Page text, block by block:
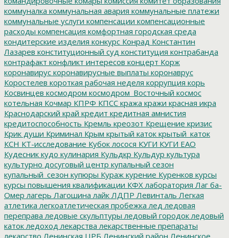
коммуналка коммунальная авария коммунальные платежи
коммунальные услуги компенсации компенсационные
расходы компенсация комфортная городская среда
кондитерские изделия конкурс Конрад Константин
Лазарев конституционный суд конституция контрабанда
контрафакт конфликт интересов концерт Корж
коронавирус коронавирусные выплаты коронаврус
Коростелев короткая рабочая неделя коррупция корь
Косвинцев космодром космодром_Восточный космос
котельная Кочмар КПРФ КПСС кража кражи красная икра
Краснодарский край кредит кредитная амнистия
кредитоспособность Кремль креозот Крещение кризис
Крик души Криминал Крым крытый каток крытый_каток
КСН КТ-исследование Кубок лосося КУГИ КУГИ ЕАО
Кудесник кудо кулинария Кульдкр Кульдур культура
культурно досуговый центр купальный сезон
купальный_сезон купюры Кураж курение Куренков курсы
курсы повышения квалификации КФХлаборатория Лаг ба-
Омер лагерь Лагошина лайк ЛДПР Левинталь Легкая
атлетика легкоатлетическая пробежка лед ледовая
переправа ледовые скульптуры ледовый городокледовый
катокледоход лекарства лекарственные препараты